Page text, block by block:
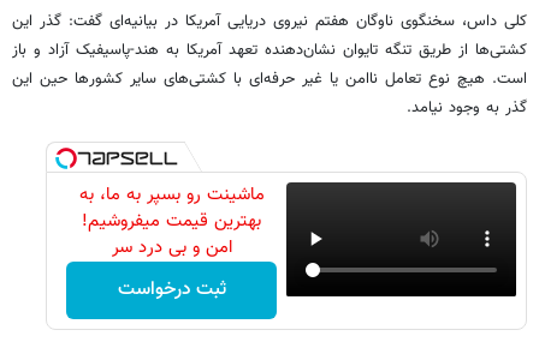
کلی داس، سخنگوی ناوگان هفتم نیروی دریایی آمریکا در بیانیه‌ای گفت: گذر این
کشتی‌ها از طریق تنگه تایوان نشان‌دهنده تعهد آمریکا به هند-پاسیفیک آزاد و باز
است. هیچ نوع تعامل ناامن یا غیر حرفه‌ای با کشتی‌های سایر کشورها حین این
گذر به وجود نیامد.
ماشینت رو بسپر به ما، به
بهترین قیمت میفروشیم!
امن و بی درد سر
ثبت درخواست